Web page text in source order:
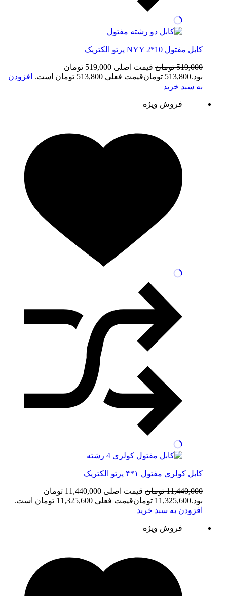
کابل مفتول NYY 2*10 پرتو الکتریک
519,000 تومان
قیمت اصلی 519,000 تومان
بود.513,800 تومانقیمت فعلی 513,800 تومان است.
افزودن
به سبد خرید
فروش ویژه
کابل کولری مفتول ۱*۴ پرتو الکتریک
11,440,000 تومان
قیمت اصلی 11,440,000 تومان
بود.11,325,600 تومانقیمت فعلی 11,325,600 تومان است.
افزودن به سبد خرید
فروش ویژه